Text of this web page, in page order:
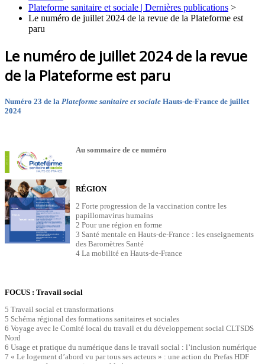
Plateforme sanitaire et sociale | Dernières publications >
Le numéro de juillet 2024 de la revue de la Plateforme est
paru
Le numéro de juillet 2024 de la revue
de la Plateforme est paru
Numéro 23 de la Plateforme sanitaire et sociale Hauts-de-France de juillet
2024
Au sommaire de ce numéro
RÉGION
2 Forte progression de la vaccination contre les
papillomavirus humains
2 Pour une région en forme
3 Santé mentale en Hauts-de-France : les enseignements
des Baromètres Santé
4 La mobilité en Hauts-de-France
FOCUS : Travail social
5 Travail social et transformations
5 Schéma régional des formations sanitaires et sociales
6 Voyage avec le Comité local du travail et du développement social CLTSDS
Nord
6 Usage et pratique du numérique dans le travail social : l’inclusion numérique
7 « Le logement d’abord vu par tous ses acteurs » : une action du Prefas HDF